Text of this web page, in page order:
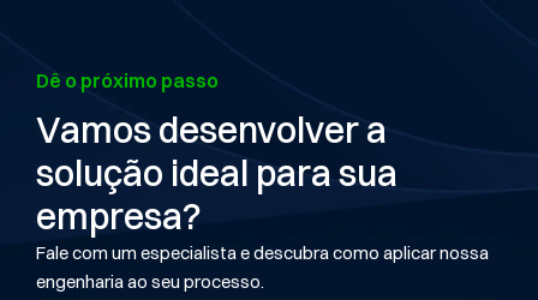
Dê o próximo passo
Vamos desenvolver a
solução ideal para sua
empresa?
Fale com um especialista e descubra como aplicar nossa
engenharia ao seu processo.